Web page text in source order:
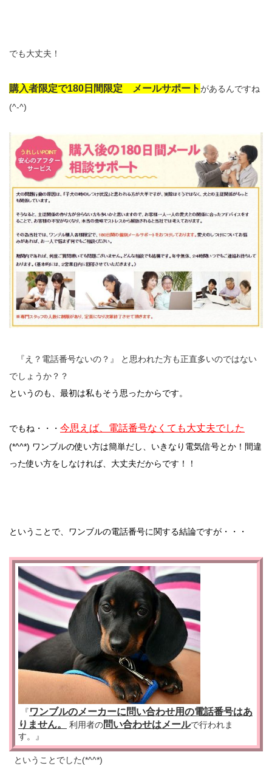
でも大丈夫！
購入者限定で180日間限定 メールサポートがあるんですね
(^-^)
『え？電話番号ないの？』 と思われた方も正直多いのではない
でしょうか？？
というのも、最初は私もそう思ったからです。
でもね・・・ 今思えば、電話番号なくても大丈夫でした
(*^^*) ワンブルの使い方は簡単だし、いきなり電気信号とか！間違
った使い方をしなければ、大丈夫だからです！！
ということで、ワンブルの電話番号に関する結論ですが・・・
『ワンブルのメーカーに問い合わせ用の電話番号はあ
りません。
利用者の問い合わせはメールで行われま
す。』
ということでした(*^^*)